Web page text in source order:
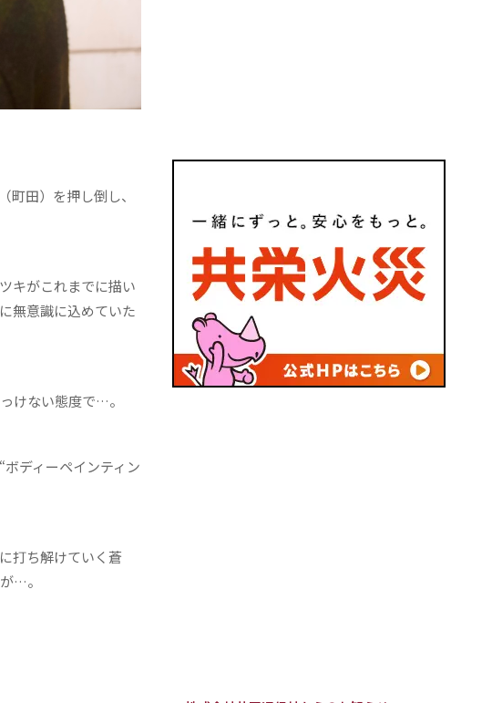
田）を押し倒し、
キがこれまでに描い
無意識に込めていた
けない態度で…。
ディーペインティン
打ち解けていく蒼
…。